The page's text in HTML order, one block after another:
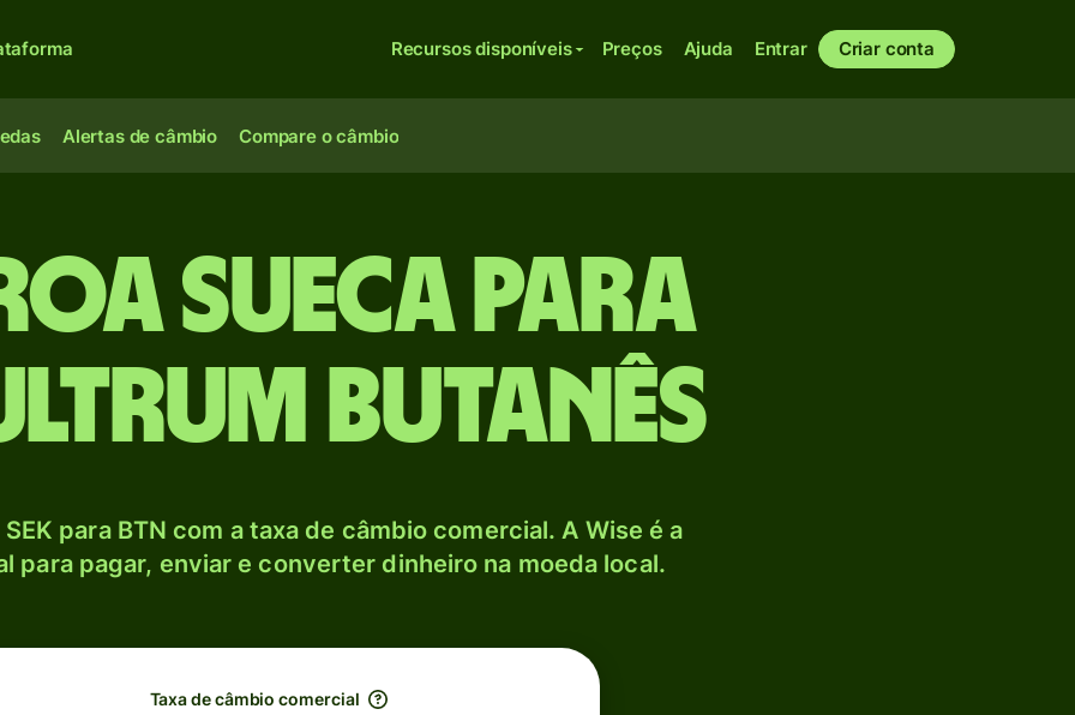
Recursos disponíveis Preços Ajuda Entrar Criar conta
Alertas de câmbio Compare o câmbio
sueca para
butanês
para BTN com a taxa de câmbio comercial. A Wise é a
para pagar, enviar e converter dinheiro na moeda local.
Taxa de câmbio comercial